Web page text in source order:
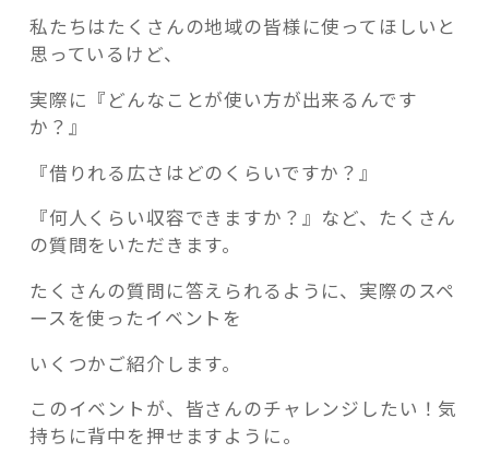
私たちはたくさんの地域の皆様に使ってほしいと
思っているけど、
実際に『どんなことが使い方が出来るんです
か？』
『借りれる広さはどのくらいですか？』
『何人くらい収容できますか？』など、たくさん
の質問をいただきます。
たくさんの質問に答えられるように、実際のスペ
ースを使ったイベントを
いくつかご紹介します。
このイベントが、皆さんのチャレンジしたい！気
持ちに背中を押せますように。